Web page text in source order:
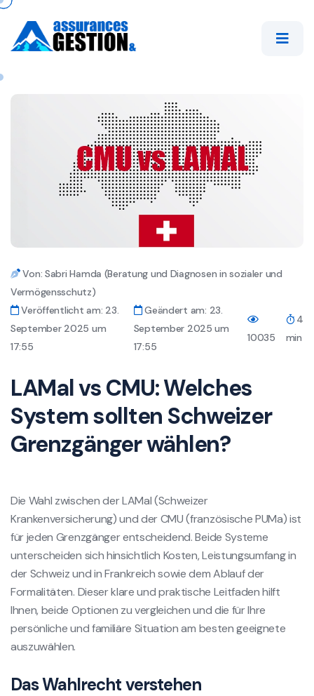
Von: Sabri Hamda (Beratung und Diagnosen in sozialer und
Vermögensschutz)
Veröffentlicht am: 23.
September 2025 um
17:55
Geändert am: 23.
September 2025 um
17:55
10035
4
min
LAMal vs CMU: Welches
System sollten Schweizer
Grenzgänger wählen?
Die Wahl zwischen der LAMal (Schweizer
Krankenversicherung) und der CMU (französische PUMa) ist
für jeden Grenzgänger entscheidend. Beide Systeme
unterscheiden sich hinsichtlich Kosten, Leistungsumfang in
der Schweiz und in Frankreich sowie dem Ablauf der
Formalitäten. Dieser klare und praktische Leitfaden hilft
Ihnen, beide Optionen zu vergleichen und die für Ihre
persönliche und familiäre Situation am besten geeignete
auszuwählen.
Das Wahlrecht verstehen